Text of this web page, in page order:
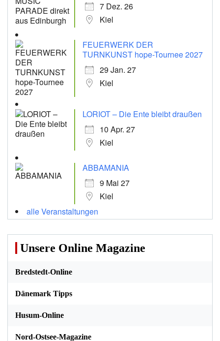
7 Dez. 26
Kiel
FEUERWERK DER
TURNKUNST hope-Tournee 2027
29 Jan. 27
Kiel
LORIOT – Die Ente bleibt draußen
10 Apr. 27
Kiel
ABBAMANIA
9 Mai 27
Kiel
alle Veranstaltungen
Unsere Online Magazine
Bredstedt-Online
Dänemark Tipps
Husum-Online
Nord-Ostsee-Magazine